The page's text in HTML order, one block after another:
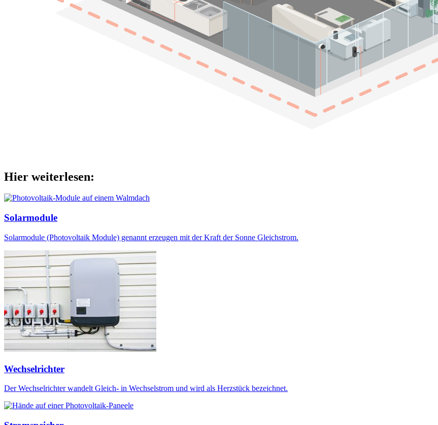
Hier weiterlesen:
Solarmodule
Solarmodule (Photovoltaik Module) genannt erzeugen mit der Kraft der Sonne Gleichstrom.
Wechselrichter
Der Wechselrichter wandelt Gleich- in Wechselstrom und wird als Herzstück bezeichnet.